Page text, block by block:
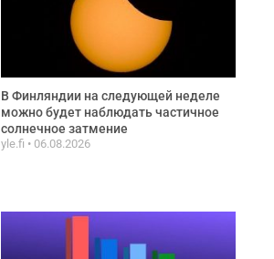
В Финляндии на следующей неделе
можно будет наблюдать частичное
солнечное затмение
yle.fi 06.08.2026